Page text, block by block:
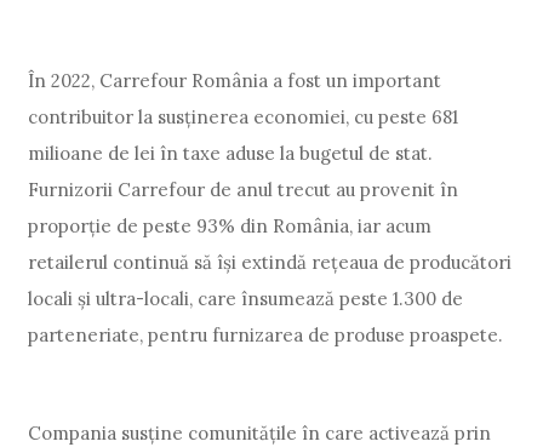
În 2022, Carrefour România a fost un important
contribuitor la susținerea economiei, cu peste 681
milioane de lei în taxe aduse la bugetul de stat.
Furnizorii Carrefour de anul trecut au provenit în
proporție de peste 93% din România, iar acum
retailerul continuă să își extindă rețeaua de producători
locali și ultra-locali, care însumează peste 1.300 de
parteneriate, pentru furnizarea de produse proaspete.
Compania susține comunitățile în care activează prin